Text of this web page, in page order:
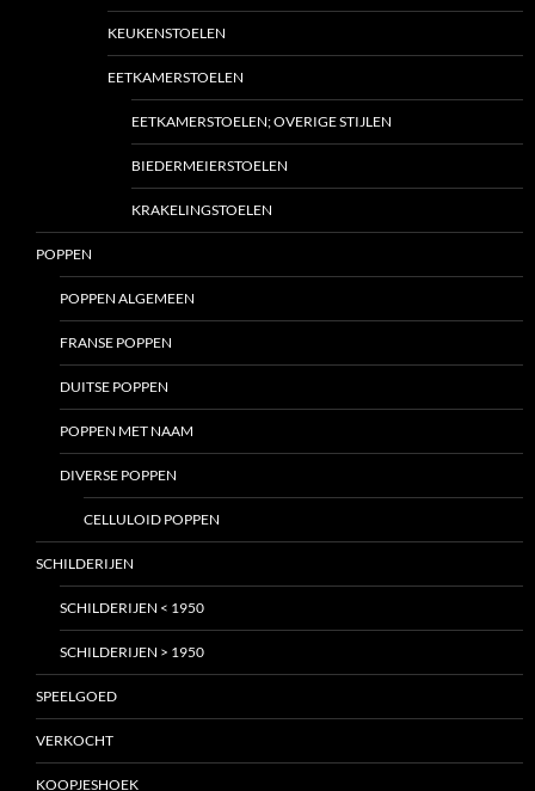
KEUKENSTOELEN
EETKAMERSTOELEN
EETKAMERSTOELEN; OVERIGE STIJLEN
BIEDERMEIERSTOELEN
KRAKELINGSTOELEN
POPPEN
POPPEN ALGEMEEN
FRANSE POPPEN
DUITSE POPPEN
POPPEN MET NAAM
DIVERSE POPPEN
CELLULOID POPPEN
SCHILDERIJEN
SCHILDERIJEN < 1950
SCHILDERIJEN > 1950
SPEELGOED
VERKOCHT
KOOPJESHOEK